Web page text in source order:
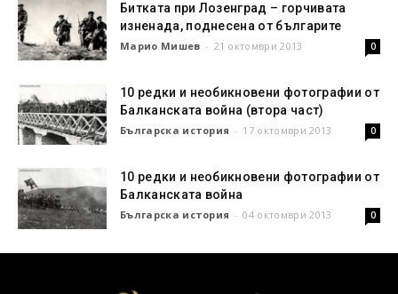
Битката при Лозенград – горчивата
изненада, поднесена от българите
Марио Мишев - 21 октомври 2013 0
10 редки и необикновени фотографии от
Балканската война (втора част)
Българска история - 17 октомври 2013 0
10 редки и необикновени фотографии от
Балканската война
Българска история - 04 октомври 2013 0